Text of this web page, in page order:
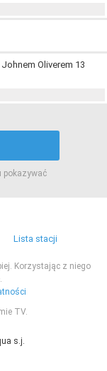
Oliverem 13
pokazywać
Lista stacji
Korzystając z niego
TV.
s.j.